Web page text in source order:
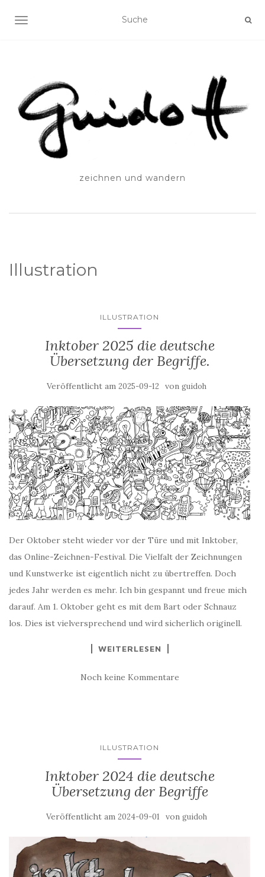
SCHALTE NAVIGATION
zeichnen und wandern
Illustration
ILLUSTRATION
Inktober 2025 die deutsche
Übersetzung der Begriffe.
Veröffentlicht am 2025-09-12 von guidoh
Der Oktober steht wieder vor der Türe und mit Inktober,
das Online-Zeichnen-Festival. Die Vielfalt der Zeichnungen
und Kunstwerke ist eigentlich nicht zu übertreffen. Doch
jedes Jahr werden es mehr. Ich bin gespannt und freue mich
darauf. Am 1. Oktober geht es mit dem Bart oder Schnauz
los. Dies ist vielversprechend und wird sicherlich originell.
WEITERLESEN
Noch keine Kommentare
ILLUSTRATION
Inktober 2024 die deutsche
Übersetzung der Begriffe
Veröffentlicht am 2024-09-01 von guidoh